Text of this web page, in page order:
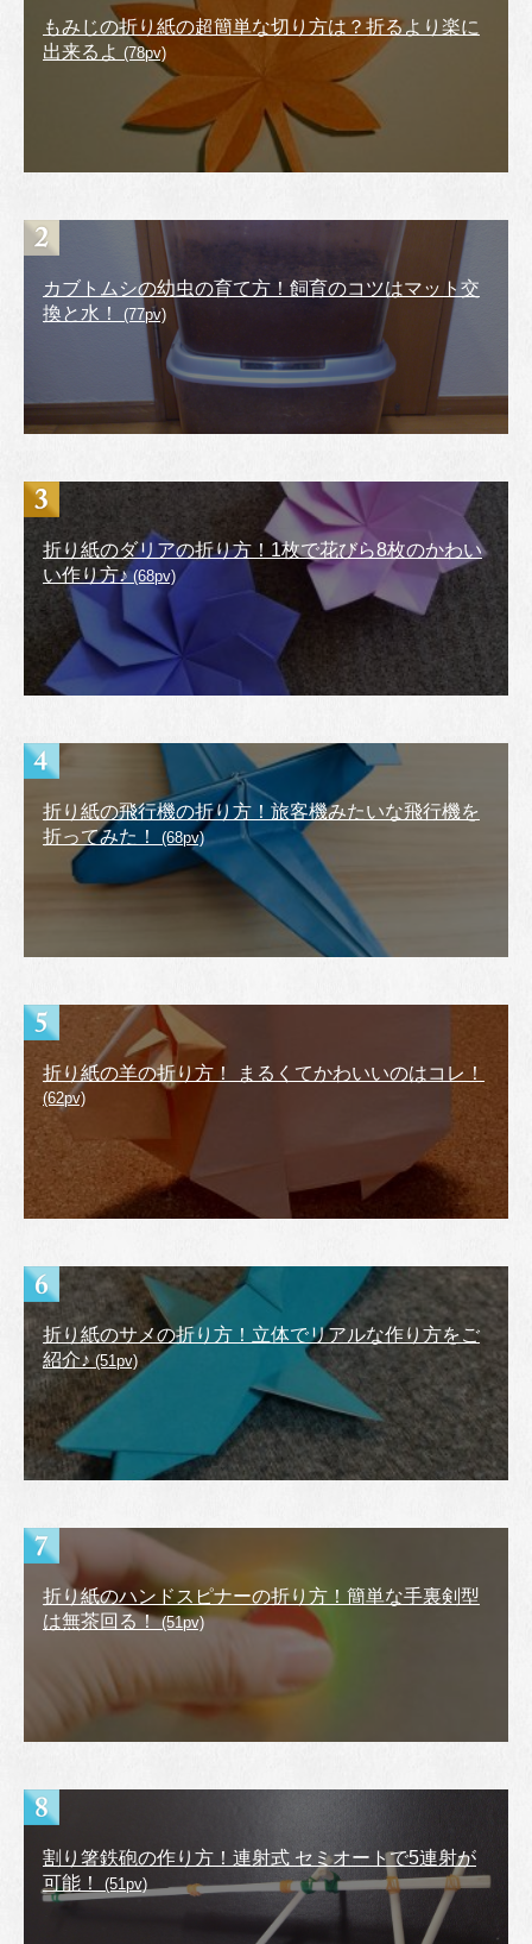
もみじの折り紙の超簡単な切り方は？折るより楽に
出来るよ (78pv)
カブトムシの幼虫の育て方！飼育のコツはマット交
換と水！
(77pv)
折り紙のダリアの折り方！1枚で花びら8枚のかわい
い作り方♪(68pv)
折り紙の飛行機の折り方！旅客機みたいな飛行機を
折ってみた！
(68pv)
折り紙の羊の折り方！ まるくてかわいいのはコレ！
(62pv)
折り紙のサメの折り方！立体でリアルな作り方をご
紹介♪(51pv)
折り紙のハンドスピナーの折り方！簡単な手裏剣型
は無茶回る！(51pv)
割り箸鉄砲の作り方！連射式 セミオートで5連射が
可能！
(51pv)